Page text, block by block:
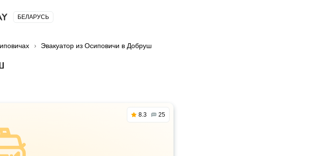
БЕЛАРУСЬ
Эвакуатор из Осиповичи в Добруш
8.3 25